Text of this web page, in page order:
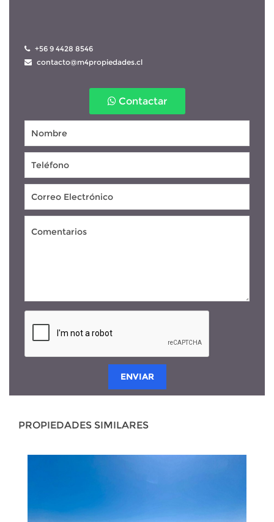
+56 9 4428 8546
contacto@m4propiedades.cl
Contactar
ENVIAR
PROPIEDADES SIMILARES